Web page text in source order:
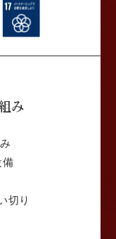
み
備
切り